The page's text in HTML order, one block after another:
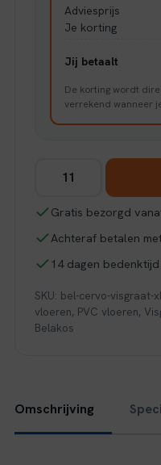
Adviesprijs
Je korting
Jij betaalt
De korting wordt
verrekend wanneer
Cervo
visgraat
20
aantal
Gratis bezorgd
Achteraf betalen
14 dagen
SKU: bel-cervo-visgraat-
vloeren, PVC vloeren,
Belakos
Omschrijving